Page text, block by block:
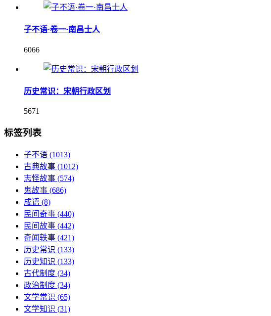
子不语·卷一·南昌士人
6066
历史常识：宋朝行政区划
5671
标签列表
子不语 (1013)
古典故事 (1012)
志怪故事 (574)
鬼故事 (686)
成语 (8)
民间奇事 (440)
民间故事 (442)
奇闻轶事 (421)
历史常识 (133)
历史知识 (133)
古代制度 (34)
政治制度 (34)
文学常识 (65)
文学知识 (31)